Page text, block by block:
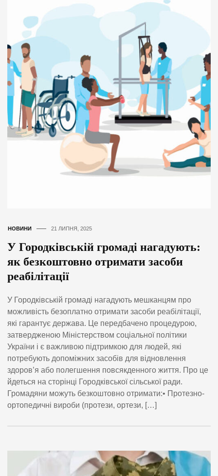
НОВИНИ 21 ЛИПНЯ, 2025
У Городківській громаді нагадують:
як безкоштовно отримати засоби
реабілітації
У Городківській громаді нагадують мешканцям про
можливість безоплатно отримати засоби реабілітації,
які гарантує держава. Це передбачено процедурою,
затвердженою Міністерством соціальної політики
України і є важливою підтримкою для людей, які
потребують допоміжних засобів для відновлення
здоров’я або полегшення повсякденного життя. Про це
йдеться на сторінці Городківської сільської ради.
Громадяни можуть безкоштовно отримати:• Протезно-
ортопедичні вироби (протези, ортези, […]